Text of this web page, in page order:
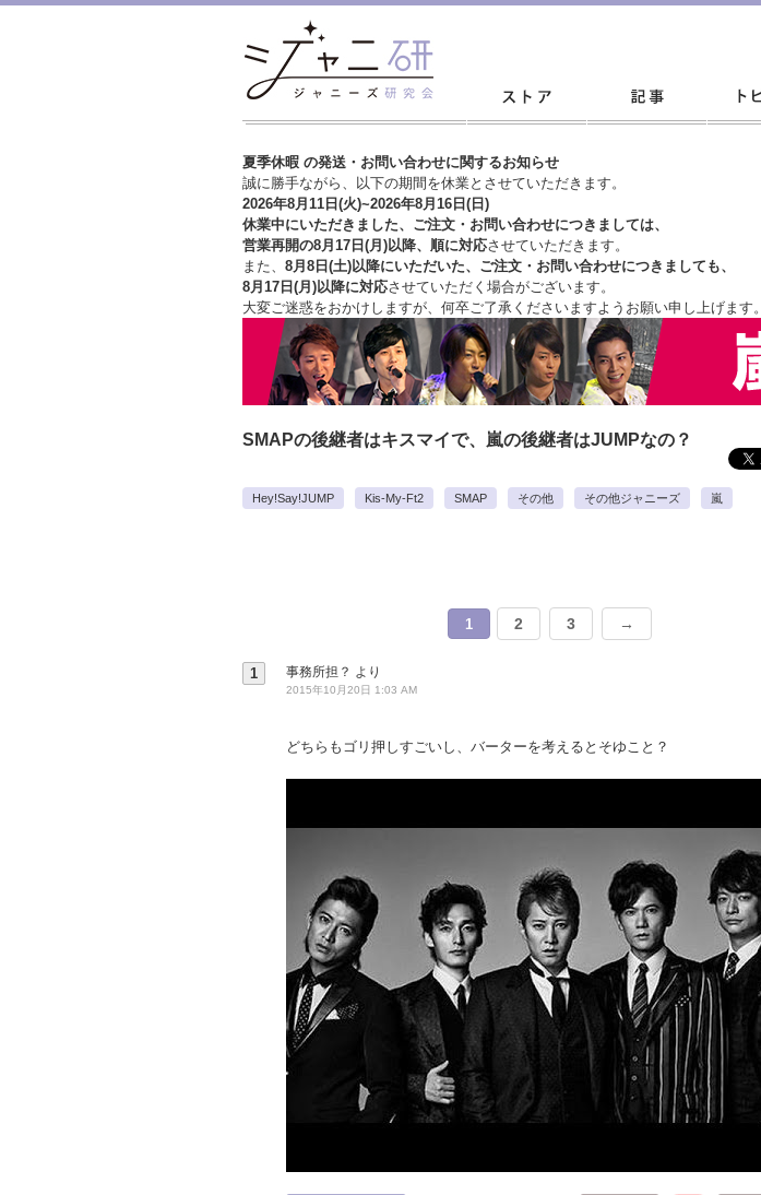
夏季休暇 の発送・お問い合わせに関するお知らせ
誠に勝手ながら、以下の期間を休業とさせていただきます。
2026年8月11日(火)~2026年8月16日(日)
休業中にいただきました、ご注文・お問い合わせにつきましては、
営業再開の8月17日(月)以降、順に対応させていただきます。
また、 8月8日(土)以降にいただいた、ご注文・ お問い合わせにつきましても、
8月17日(月)以降に対応させていただく場合がございます。
大変ご迷惑をおかけしますが、 何卒ご了承くださいますようお願い申し上げます。
SMAPの後継者はキスマイで、嵐の後継者はJUMPなの？
Hey!Say!JUMP Kis-My-Ft2 SMAP その他 その他ジャニーズ 嵐
1 2 3 →
1 事務所担？ より
2015年10月20日 1:03 AM
どちらもゴリ押しすごいし、バーターを考えるとそゆこと？